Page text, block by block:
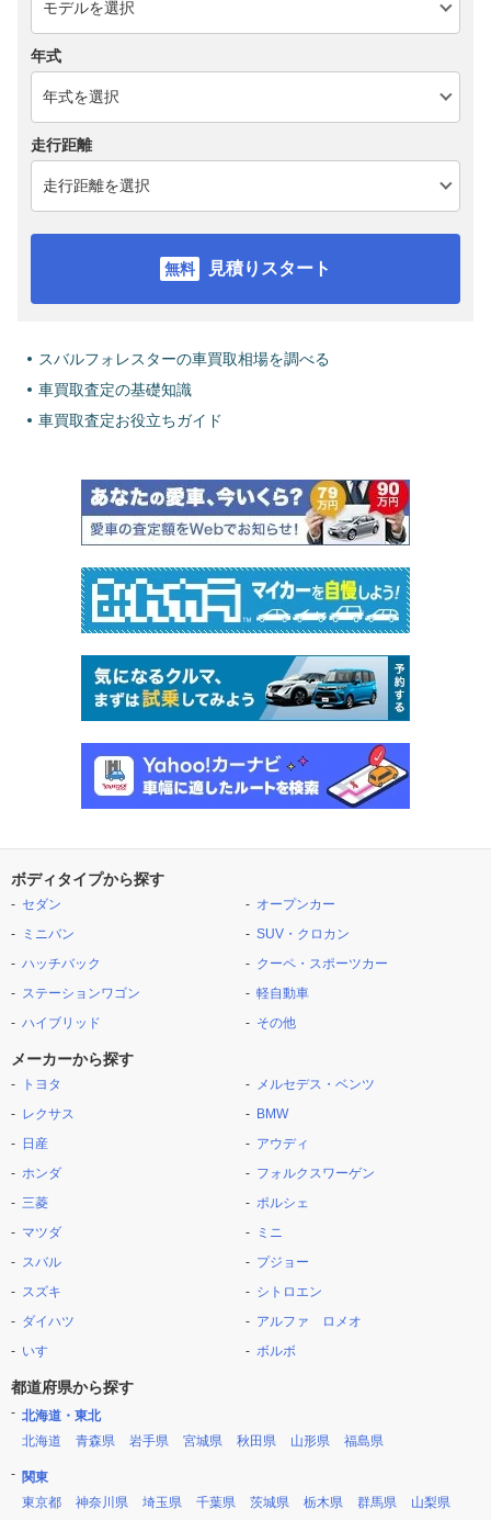
年式
走行距離
見積りスタート
スバルフォレスターの車買取相場を調べる
車買取査定の基礎知識
車買取査定お役立ちガイド
ボディタイプから探す
セダン
ミニバン
ハッチバック
ステーションワゴン
ハイブリッド
オープンカー
SUV・クロカン
クーペ・スポーツカー
軽自動車
その他
メーカーから探す
トヨタ
レクサス
日産
ホンダ
三菱
マツダ
スバル
スズキ
ダイハツ
いすゞ
メルセデス・ベンツ
BMW
アウディ
フォルクスワーゲン
ポルシェ
ミニ
プジョー
シトロエン
アルファ ロメオ
ボルボ
都道府県から探す
北海道・東北
北海道
青森県 岩手県 宮城県 秋田県 山形県 福島県
関東
東京都
神奈川県 埼玉県 千葉県 茨城県 栃木県 群馬県 山梨県